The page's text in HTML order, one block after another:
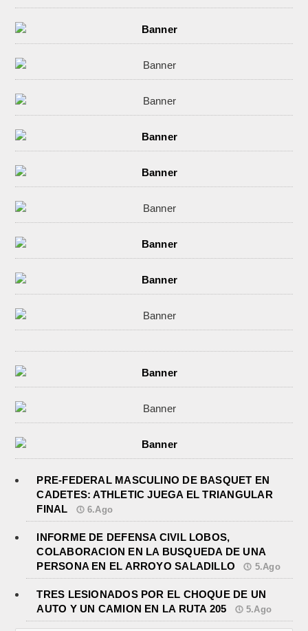
PRE-FEDERAL MASCULINO DE BASQUET EN
CADETES: ATHLETIC JUEGA EL TRIANGULAR
FINAL
6.Ago
INFORME DE DEFENSA CIVIL LOBOS,
COLABORACION EN LA BUSQUEDA DE UNA
PERSONA EN EL ARROYO SALADILLO
5.Ago
TRES LESIONADOS POR EL CHOQUE DE UN
AUTO Y UN CAMION EN LA RUTA 205
5.Ago